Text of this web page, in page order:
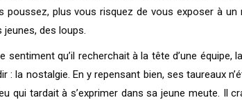
poussez, plus vous risquez de vous exposer à
jeunes, des loups.
sentiment qu’il recherchait à la tête d’une
la nostalgie. En y repensant bien, ses taureaux
tardait à s’exprimer dans sa jeune meute. Il